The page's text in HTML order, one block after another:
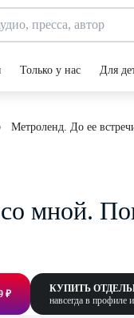
Только у нас Для
Метроленд. До ее
мной.
₽
КУПИТЬ
навсегда в профиле